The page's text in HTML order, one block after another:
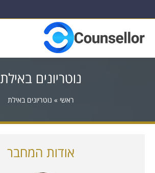
נוטריונים באילת
ראשי » נוטריונים באילת
אודות המחבר